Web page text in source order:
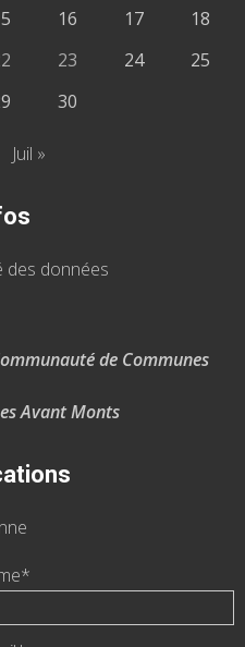
16 17
18
23 24
25
30
Juil »
des données
de Communes
Monts